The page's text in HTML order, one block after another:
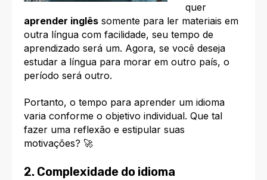
quer
aprender inglês somente para ler materiais em
outra língua com facilidade, seu tempo de
aprendizado será um. Agora, se você deseja
estudar a língua para morar em outro país, o
período será outro.
Portanto, o tempo para aprender um idioma
varia conforme o objetivo individual. Que tal
fazer uma reflexão e estipular suas
motivações? 🚀
2. Complexidade do idioma